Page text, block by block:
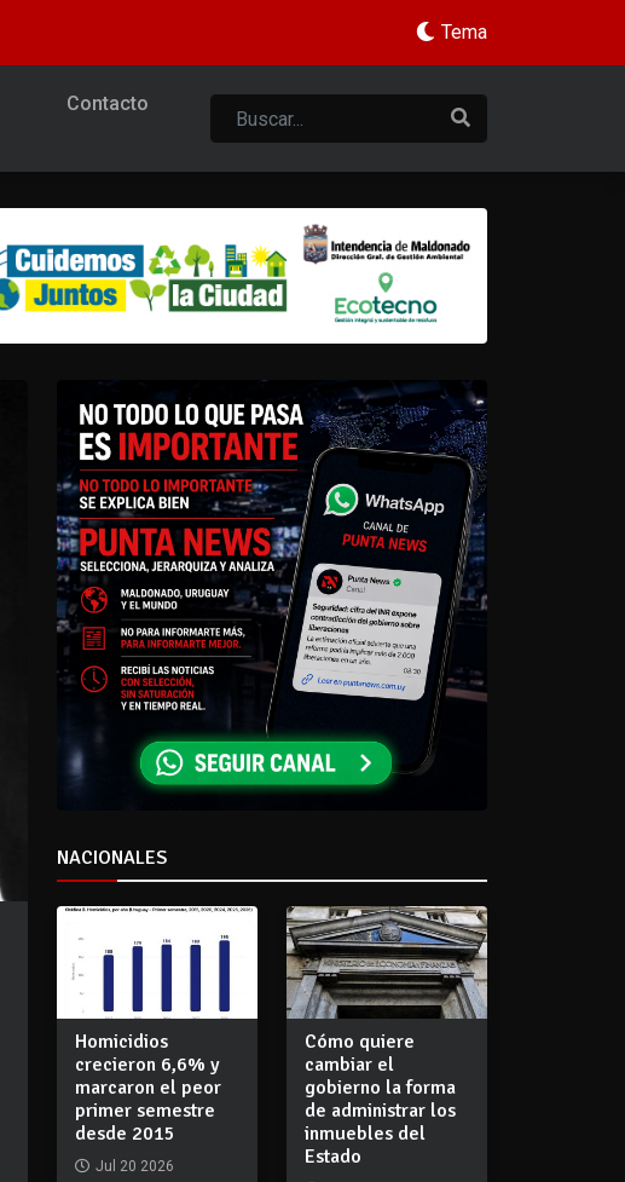
Tema
Contacto
NACIONALES
Homicidios
crecieron 6,6% y
marcaron el peor
primer semestre
desde 2015
Jul 20 2026
Cómo quiere
cambiar el
gobierno la forma
de administrar los
inmuebles del
Estado